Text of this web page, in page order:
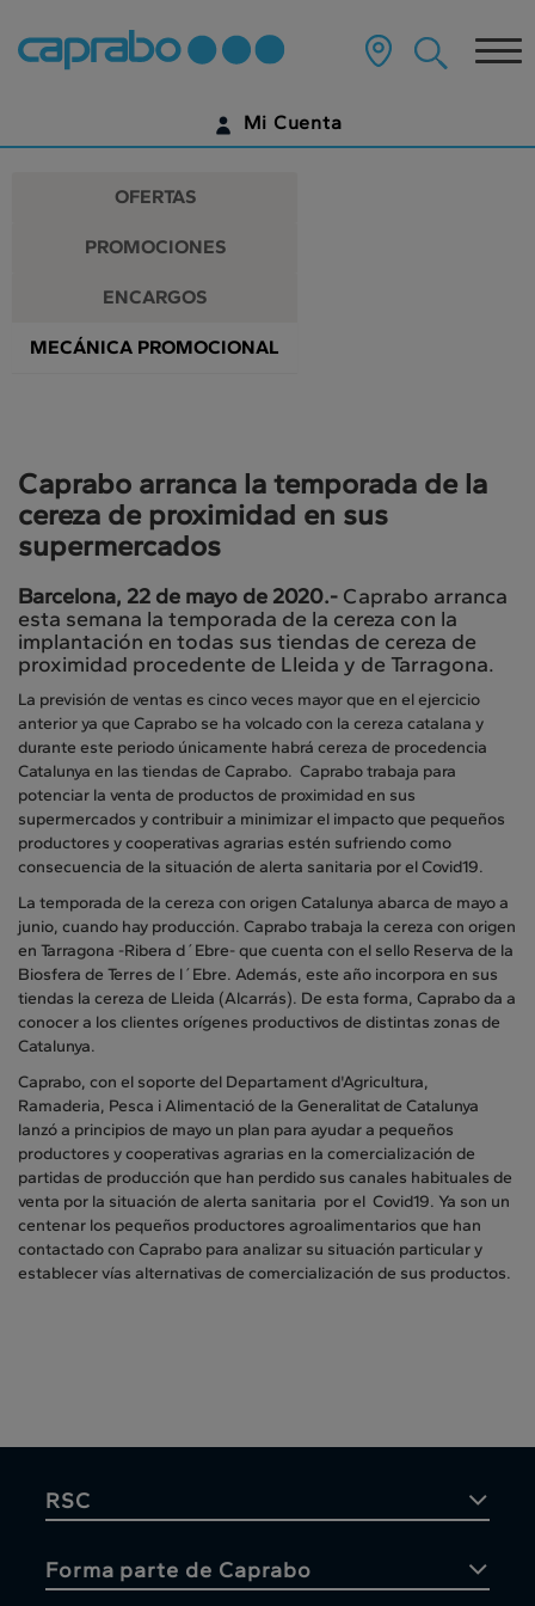
Promociones
y
descuentos
en
nuestros
supermercados
contenido
página
Mi Cuenta
¿AÚN NO TIENES UNA CUENTA DIGITAL?
OFERTAS
PROMOCIONES
ENCARGOS
MECÁNICA PROMOCIONAL
Caprabo arranca la temporada de la
cereza de proximidad en sus
supermercados
Barcelona, 22 de mayo de 2020.- Caprabo arranca
esta semana la temporada de la cereza con la
implantación en todas sus tiendas de cereza de
proximidad procedente de Lleida y de Tarragona.
La previsión de ventas es cinco veces mayor que en el ejercicio
anterior ya que Caprabo se ha volcado con la cereza catalana y
durante este periodo únicamente habrá cereza de procedencia
Catalunya en las tiendas de Caprabo. Caprabo trabaja para
potenciar la venta de productos de proximidad en sus
supermercados y contribuir a minimizar el impacto que pequeños
productores y cooperativas agrarias estén sufriendo como
consecuencia de la situación de alerta sanitaria por el Covid19.
La temporada de la cereza con origen Catalunya abarca de mayo a
junio, cuando hay producción. Caprabo trabaja la cereza con origen
en Tarragona -Ribera d´Ebre- que cuenta con el sello Reserva de la
Biosfera de Terres de l´Ebre. Además, este año incorpora en sus
tiendas la cereza de Lleida (Alcarrás). De esta forma, Caprabo da a
conocer a los clientes orígenes productivos de distintas zonas de
Catalunya.
Caprabo, con el soporte del Departament d'Agricultura,
Ramaderia, Pesca i Alimentació de la Generalitat de Catalunya
lanzó a principios de mayo un plan para ayudar a pequeños
productores y cooperativas agrarias en la comercialización de
partidas de producción que han perdido sus canales habituales de
venta por la situación de alerta sanitaria por el Covid19. Ya son un
centenar los pequeños productores agroalimentarios que han
contactado con Caprabo para analizar su situación particular y
establecer vías alternativas de comercialización de sus productos.
RSC
Forma parte de Caprabo